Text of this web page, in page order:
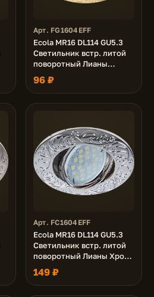
Арт. FG1604EFF
Ecola MR16 DL114 GU5.3
Светильник встр. литой
поворотный Лианы
Золото 25x90
96 ₽
Арт. FC1604EFF
Ecola MR16 DL114 GU5.3
Светильник встр. литой
поворотный Лианы Хром
25x90
149 ₽